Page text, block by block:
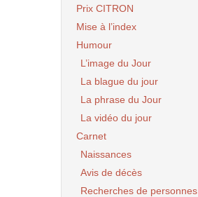
Prix CITRON
Mise à l’index
Humour
L’image du Jour
La blague du jour
La phrase du Jour
La vidéo du jour
Carnet
Naissances
Avis de décès
Recherches de personnes